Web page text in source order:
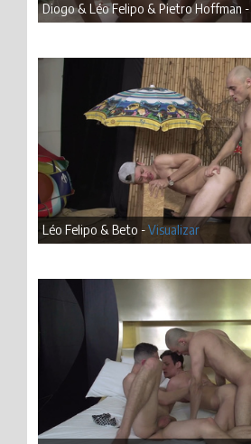
Diogo & Léo Felipo & Pietro Hoffman -
Léo Felipo & Beto -Visualizar